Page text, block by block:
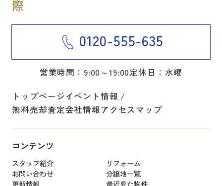
0120-555-635
営業時間：9:00～19:00定休日：水曜
トップページイベント情報
無料売却査定会社情報アクセスマップ
コンテンツ
スタッフ紹介
リフォーム
お問い合わせ
分譲地一覧
更新情報
最近見た物件